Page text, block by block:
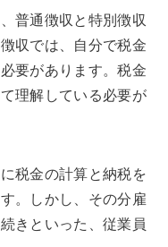
普通徴収と特別徴収
収では、自分で税金
要があります。税金
理解している必要が
税金の計算と納税を
。しかし、その分雇
きといった、従業員